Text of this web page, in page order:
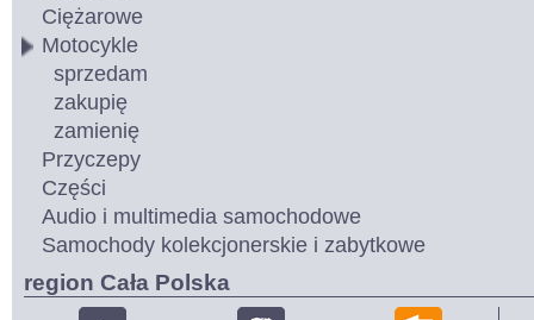
Ciężarowe
Motocykle
sprzedam
zakupię
zamienię
Przyczepy
Części
Audio i multimedia samochodowe
Samochody kolekcjonerskie i zabytkowe
region Cała Polska